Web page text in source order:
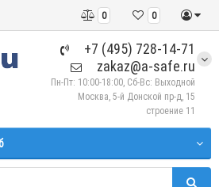
0
0
+7 (495) 728-14-71
zakaz@a-safe.ru
Пн-Пт: 10:00-18:00, Сб-Вс: Выходной
Москва, 5-й Донской пр-д, 15
строение 11